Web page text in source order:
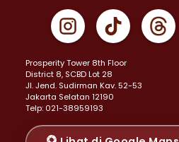
Properti Dijual di Gambir >
Properti Dijual di Johar Baru >
Properti Dijual di Menteng >
Properti Dijual di Senen >
Properti Dijual di Tanah Abang >
Properti Dijual di Cikini >
Properti Dijual di Kramat >
Prosperity Tower 8th Floor
District 8, SCBD Lot 28
JI. Jend. Sudirman Kav. 52-53
Jakarta Selatan 12190
Telp: 021-38959193